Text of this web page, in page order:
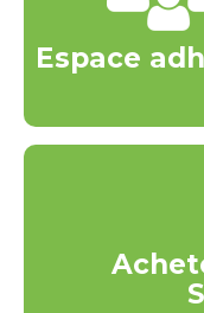
Espace